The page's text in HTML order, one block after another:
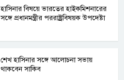
হাসিনার বিষয়ে ভারতের হাইকমিশনারের
সঙ্গে প্রধানমন্ত্রীর পররাষ্ট্রবিষয়ক উপদেষ্টা
শেখ হাসিনার সঙ্গে আলোচনা সভায়
থাকবেন সাকিব